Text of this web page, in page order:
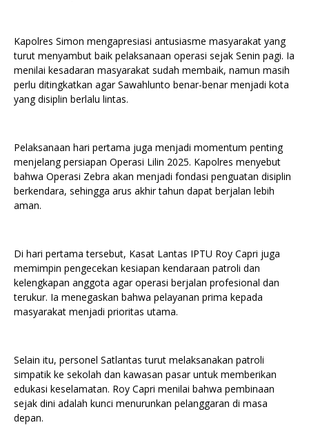
Kapolres Simon mengapresiasi antusiasme masyarakat yang
turut menyambut baik pelaksanaan operasi sejak Senin pagi. Ia
menilai kesadaran masyarakat sudah membaik, namun masih
perlu ditingkatkan agar Sawahlunto benar-benar menjadi kota
yang disiplin berlalu lintas.
Pelaksanaan hari pertama juga menjadi momentum penting
menjelang persiapan Operasi Lilin 2025. Kapolres menyebut
bahwa Operasi Zebra akan menjadi fondasi penguatan disiplin
berkendara, sehingga arus akhir tahun dapat berjalan lebih
aman.
Di hari pertama tersebut, Kasat Lantas IPTU Roy Capri juga
memimpin pengecekan kesiapan kendaraan patroli dan
kelengkapan anggota agar operasi berjalan profesional dan
terukur. Ia menegaskan bahwa pelayanan prima kepada
masyarakat menjadi prioritas utama.
Selain itu, personel Satlantas turut melaksanakan patroli
simpatik ke sekolah dan kawasan pasar untuk memberikan
edukasi keselamatan. Roy Capri menilai bahwa pembinaan
sejak dini adalah kunci menurunkan pelanggaran di masa
depan.